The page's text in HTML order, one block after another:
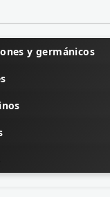
y germánicos